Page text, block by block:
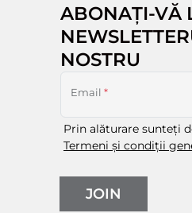
ABONAȚI-VĂ
NOSTRU
Email *
Prin alăturare sunteți
Termeni și condiții
JOIN